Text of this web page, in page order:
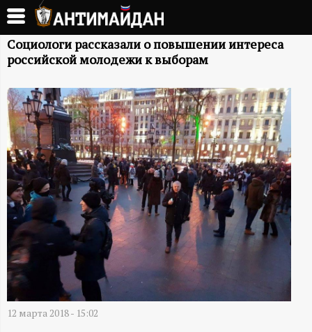
Перейти
основному
содержанию
А
Т
И
М
А
Й
Д
А
Социологи рассказали о повышении интереса
российской молодежи к выборам
12 марта 2018 - 15:02